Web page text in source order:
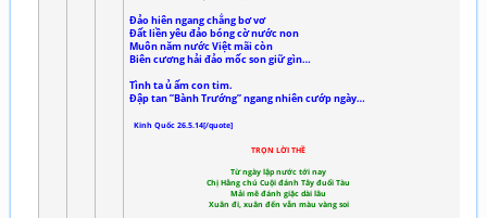
Đảo hiên ngang chẳng bơ vơ
Đất liền yêu đảo bóng cờ nước non
Muôn năm nước Việt mãi còn
Biên cương hải đảo mốc son giữ gìn…
Tình ta ủ ấm con tim.
Đập tan ”Bành Trướng” ngang nhiên cướp ngày…
Kinh Quốc 26.5.14[/quote]
TRỌN LỜI THỀ
Từ ngày lập nước tới nay
Chị Hằng chú Cuội đánh Tây đuổi Tàu
Mải mê đánh giặc dài lâu
Xuân đi, xuân đến vẫn màu vàng soi